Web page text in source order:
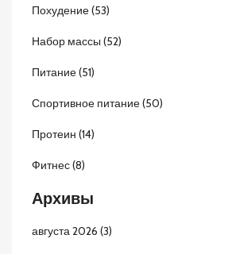
Похудение(53)
Набор массы (52)
Питание(51)
Спортивное питание(50)
Протеин (14)
Фитнес(8)
Архивы
августа 2026 (3)